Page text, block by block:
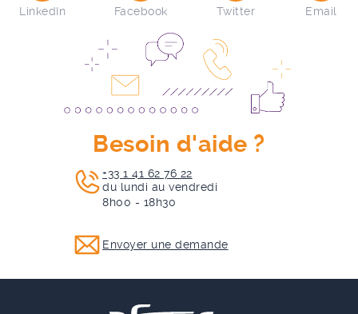
LinkedIn Facebook Twitter Email
Besoin d'aide ?
+33 1 41 62 76 22
du lundi au vendredi
8h00 - 18h30
Envoyer une demande